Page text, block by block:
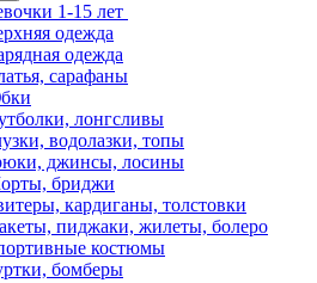
1-15 лет
одежда
одежда
сарафаны
лонгсливы
водолазки, топы
джинсы, лосины
бриджи
кардиганы, толстовки
пиджаки, жилеты, болеро
костюмы
бомберы